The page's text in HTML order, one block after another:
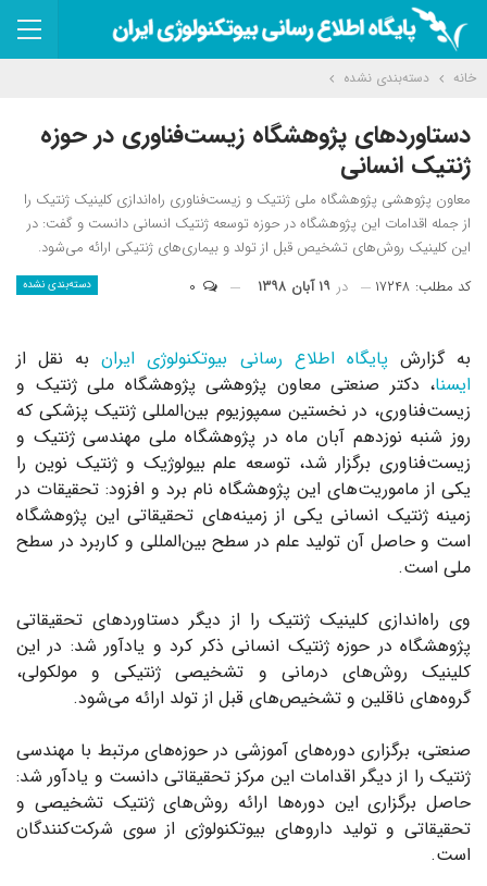
خانه دسته‌بندی نشده
دستاوردهای پژوهشگاه زیست‌فناوری در حوزه
ژنتیک انسانی
معاون پژوهشی پژوهشگاه ملی ژنتیک و زیست‌فناوری راه‌اندازی کلینیک ژنتیک را
از جمله اقدامات این پژوهشگاه در حوزه توسعه ژنتیک انسانی دانست و گفت: در
این کلینیک روش‌های تشخیص قبل از تولد و بیماری‌های ژنتیکی ارائه می‌شود.
دسته‌بندی نشده کد مطلب: ۱۷۲۴۸ در ۱۹ آبان ۱۳۹۸
به گزارش پایگاه اطلاع رسانی بیوتکنولوژی ایرانبه نقل از
ایسنا، دکتر صنعتی معاون پژوهشی پژوهشگاه ملی ژنتیک و
زیست‌فناوری، در نخستین سمپوزیوم بین‌المللی ژنتیک پزشکی که
روز شنبه نوزدهم آبان ماه در پژوهشگاه ملی مهندسی ژنتیک و
زیست‌فناوری برگزار شد، توسعه علم بیولوژیک و ژنتیک نوین را
یکی از ماموریت‌های این پژوهشگاه نام برد و افزود: تحقیقات در
زمینه ژنتیک انسانی یکی از زمینه‌های تحقیقاتی این پژوهشگاه
است و حاصل آن تولید علم در سطح بین‌المللی و کاربرد در سطح
ملی است.
وی راه‌اندازی کلینیک ژنتیک را از دیگر دستاوردهای تحقیقاتی
پژوهشگاه در حوزه ژنتیک انسانی ذکر کرد و یادآور شد: در این
کلینیک روش‌های درمانی و تشخیصی ژنتیکی و مولکولی،
گروه‌های ناقلین و تشخیص‌های قبل از تولد ارائه می‌شود.
صنعتی، برگزاری دوره‌های آموزشی در حوزه‌های مرتبط با مهندسی
ژنتیک را از دیگر اقدامات این مرکز تحقیقاتی دانست و یادآور شد:
حاصل برگزاری این دوره‌ها ارائه روش‌های ژنتیک تشخیصی و
تحقیقاتی و تولید داروهای بیوتکنولوژی از سوی شرکت‌کنندگان
است.